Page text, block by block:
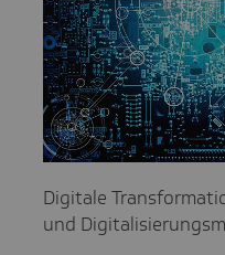
Digitale
und